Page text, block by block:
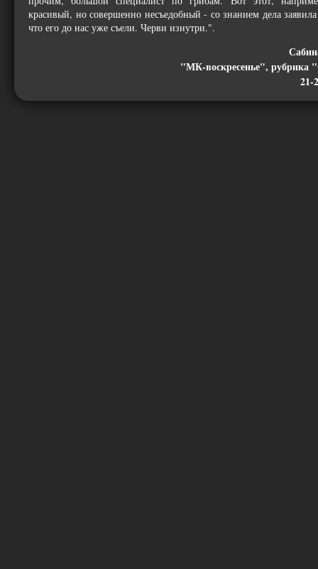
красивый, но совершенно несъедобный - со знанием дела
что его до нас уже съели. Черви изнутри.".
"МК-воскресенье",
21-